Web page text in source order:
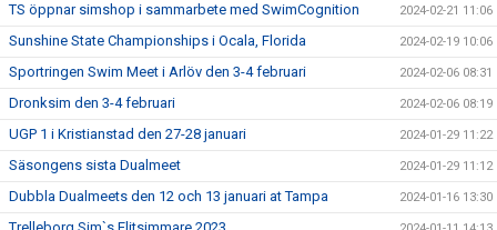
TS öppnar simshop i sammarbete med SwimCognition 2024-02-21 11:06
Sunshine State Championships i Ocala, Florida 2024-02-19 10:06
Sportringen Swim Meet i Arlöv den 3-4 februari 2024-02-06 08:31
Dronksim den 3-4 februari 2024-02-06 08:19
UGP 1 i Kristianstad den 27-28 januari 2024-01-29 11:22
Säsongens sista Dualmeet 2024-01-29 11:12
Dubbla Dualmeets den 12 och 13 januari at Tampa 2024-01-16 13:30